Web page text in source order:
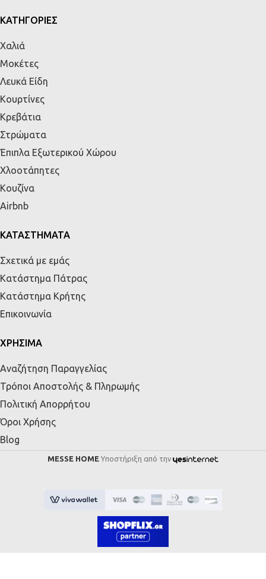
ΚΑΤΗΓΟΡΙΕΣ
Χαλιά
Μοκέτες
Λευκά Είδη
Κουρτίνες
Κρεβάτια
Στρώματα
Έπιπλα Εξωτερικού Χώρου
Χλοοτάπητες
Κουζίνα
Airbnb
ΚΑΤΑΣΤΗΜΑΤΑ
Σχετικά με εμάς
Κατάστημα Πάτρας
Κατάστημα Κρήτης
Επικοινωνία
ΧΡΗΣΙΜΑ
Αναζήτηση Παραγγελίας
Τρόποι Αποστολής & Πληρωμής
Πολιτική Απορρήτου
Όροι Χρήσης
Blog
MESSE HOME Υποστήριξη από την